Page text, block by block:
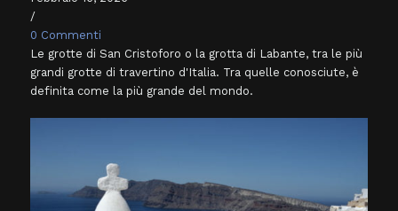
/
0 Commenti
Le grotte di San Cristoforo o la grotta di Labante, tra le più
grandi grotte di travertino d'Italia. Tra quelle conosciute, è
definita come la più grande del mondo.